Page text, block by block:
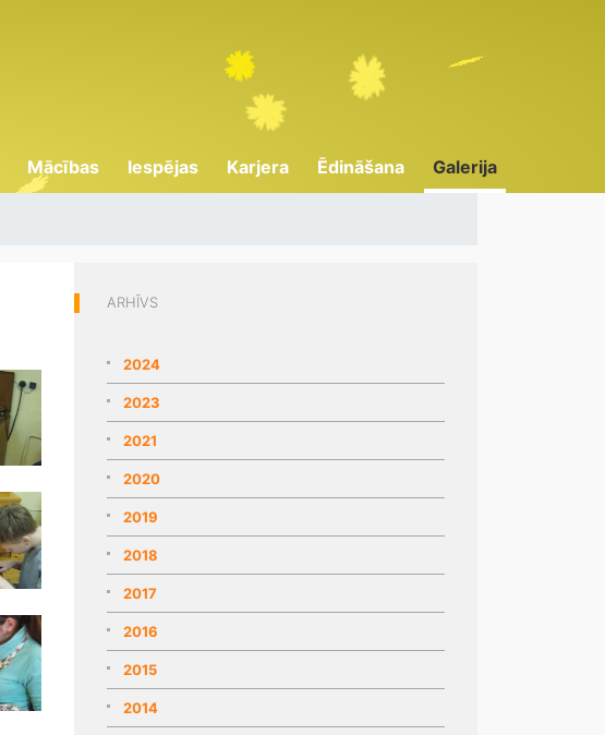
Mācības Iespējas Karjera Ēdināšana Galerija
ARHĪVS
2024
2023
2021
2020
2019
2018
2017
2016
2015
2014